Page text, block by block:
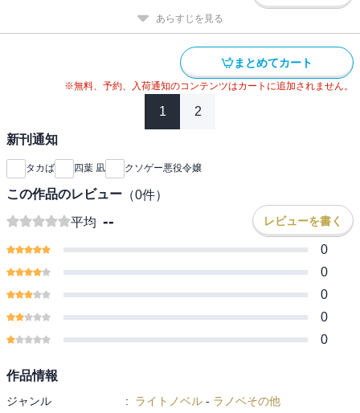
あらすじを見る
まとめてカート
※無料、予約、入荷通知のコンテンツはカートに追加されません。
1 2
新刊通知
タカば 四葉 凪 クソゲー悪役令嬢
この作品のレビュー （0件）
平均 -- レビューを書く
0
0
0
0
0
作品情報
ジャンル : ライトノベル - ラノベその他